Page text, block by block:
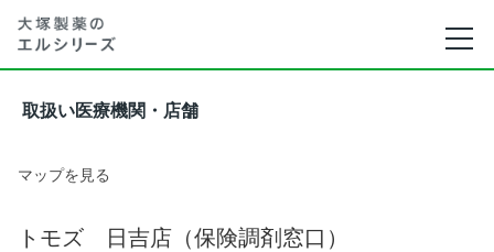
取扱い医療機関・店舗
マップを見る
トモズ 日吉店（保険調剤窓口）